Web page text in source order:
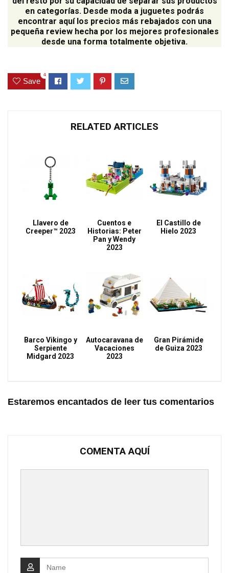
en categorías. Desde moda a juguetes podrás
encontrar aquí los precios más rebajados con una
pequeña review hecha por los mejores profesionales
desde una forma totalmente objetiva.
Save
4
RELATED ARTICLES
Llavero de
Creeper™ 2023
Cuentos e
Historias: Peter
Pan y Wendy
2023
El Castillo de
Hielo 2023
Barco Vikingo y
Serpiente
Midgard 2023
Autocaravana de
Vacaciones
2023
Gran Pirámide
de Guiza 2023
Estaremos encantados de leer tus comentarios
COMENTA AQUÍ